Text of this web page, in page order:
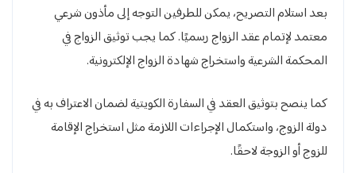
بعد استلام التصريح، يمكن للطرفين التوجه إلى مأذون شرعي
معتمد لإتمام عقد الزواج رسميًا. كما يجب توثيق الزواج في
المحكمة الشرعية واستخراج شهادة الزواج الإلكترونية.
كما ينصح بتوثيق العقد في السفارة الكويتية لضمان الاعتراف به في
دولة الزوج، واستكمال الإجراءات اللازمة مثل استخراج الإقامة
للزوج أو الزوجة لاحقًا.